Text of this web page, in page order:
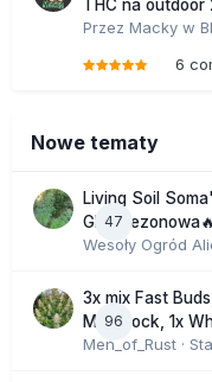
THC na outdoor
Przez Macky w
6
Nowe tematy
47
Living Soil
GHS sezonowa🔥
Wesoły Ogród
96
3x mix Fast
Moonrock, 1x
Men_of_Rust ·